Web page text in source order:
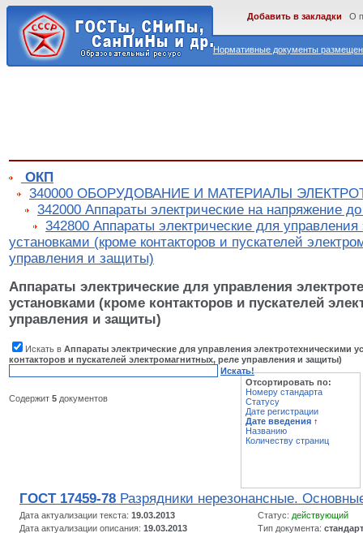
Нормативные документы
Добавить в закладки О
ОКП
340000 ОБОРУДОВАНИЕ И МАТЕРИАЛЫ
342000 Аппараты электрические на напряжение
342800 Аппараты электрические для управления
установками (кроме контакторов и пускателей
управления и защиты)
Аппараты электрические для управления
установками (кроме контакторов и пускателей
управления и защиты)
Искать в Аппараты электрические для управления электротехническими
контакторов и пускателей электромагнитных, реле управления и защиты)
Искать!
Содержит 5 документов
Отсортировать по:
Номеру стандарта
Статусу
Дате регистрации
Дате введения ↑
Названию
Количеству страниц
ГОСТ 17459-78 Разрядники нерезонансные.
Дата актуализации текста: 19.03.2013 Статус: действующий
Дата актуализации описания: 19.03.2013 Тип документа: стандарт